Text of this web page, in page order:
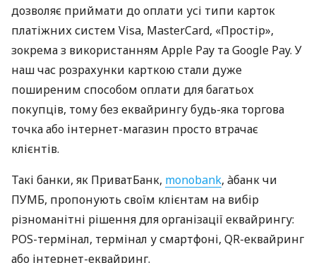
дозволяє приймати до оплати усі типи карток
платіжних систем Visa, MasterCard, «Простір»,
зокрема з використанням Apple Pay та Google Pay. У
наш час розрахунки карткою стали дуже
поширеним способом оплати для багатьох
покупців, тому без еквайрингу будь-яка торгова
точка або інтернет-магазин просто втрачає
клієнтів.
Такі банки, як ПриватБанк, monobank, àбанк чи
ПУМБ, пропонують своїм клієнтам на вибір
різноманітні рішення для організації еквайрингу:
POS-термінал, термінал у смартфоні, QR-еквайринг
або інтернет-еквайринг.